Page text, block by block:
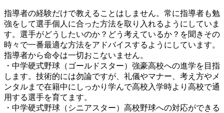
指導者の経験だけで教えることはしません。常に指導者も勉
強をして選手個人に合った方法を取り入れるようにしていま
す。選手がどうしたいのか？どう考えているか？を聞きその
時々で一番最適な方法をアドバイスするようにしています。
指導者から命令は一切おこないません。
・中学硬式野球（ゴールドスター）強豪高校への進学を目指
します。技術的には勿論ですが、礼儀やマナー、考え方やメ
ンタルまで在籍中にしっかり学んで高校入学時より高校で通
用する選手を育てます。
・中学硬式野球（シニアスター）高校野球への対応ができる